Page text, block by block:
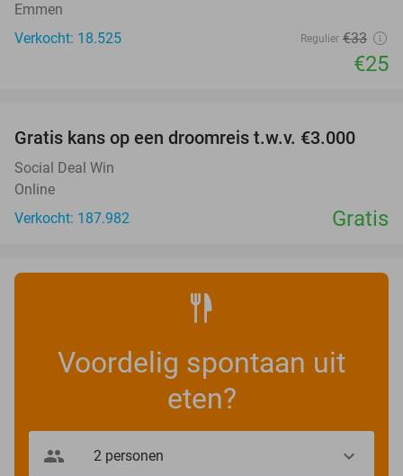
Emmen
Verkocht: 18.525
Regulier €33
€25
Gratis kans op een droomreis t.w.v. €3.000
Social Deal Win
Online
Verkocht: 187.982
Gratis
Voordelig spontaan uit
eten?